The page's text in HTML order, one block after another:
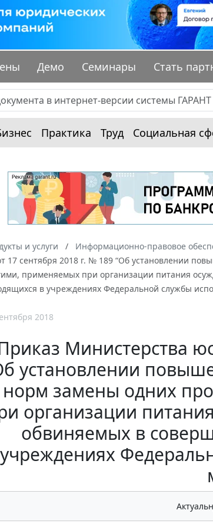
Демо Семинары Стать
Практика Труд Социальная
и услуги Информационно-правовое
17 сентября 2018 г. № 189 “Об установлении
применяемых при организации питания
в учреждениях Федеральной службы
2018
Министерства
установлении
замены одних
организации
обвиняемых в
учреждениях